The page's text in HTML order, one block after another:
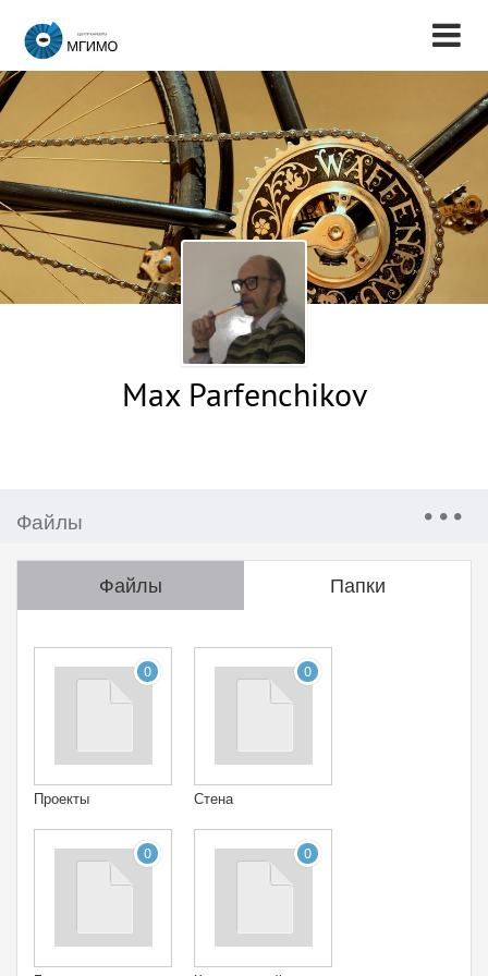
Max Parfenchikov
Файлы
Файлы Папки
0
Проекты
0
Стена
0 0